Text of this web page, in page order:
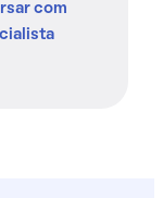
com